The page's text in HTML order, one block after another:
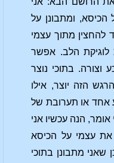
הכיסא, ומתבונן על
להחצין מתוך עצמי
הלב. אפשר
בתוכי נוצר
הזה יוצר, אילו
אחד או תערובת של
הנה עכשיו אני
את עצמי על הכיסא
שאני מתבונן בתוכי